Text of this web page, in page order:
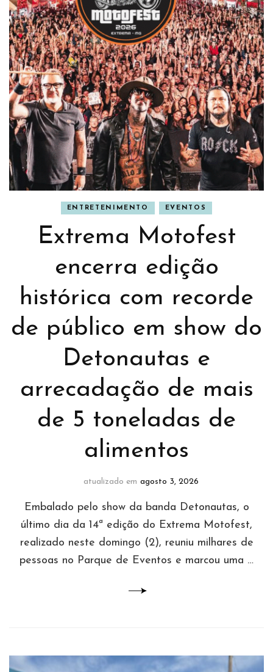
ENTRETENIMENTO EVENTOS
Extrema Motofest
encerra edição
histórica com recorde
de público em show do
Detonautas e
arrecadação de mais
de 5 toneladas de
alimentos
atualizado em agosto 3, 2026
Embalado pelo show da banda Detonautas, o
último dia da 14ª edição do Extrema Motofest,
realizado neste domingo (2), reuniu milhares de
pessoas no Parque de Eventos e marcou uma …